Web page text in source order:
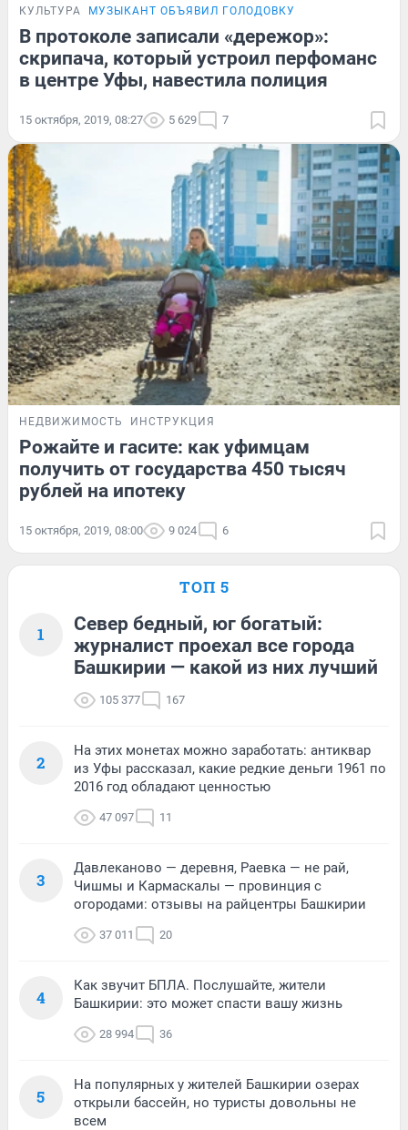
КУЛЬТУРА МУЗЫКАНТ ОБЪЯВИЛ ГОЛОДОВКУ
В протоколе записали «дережор»:
скрипача, который устроил перфоманс
в центре Уфы, навестила полиция
15 октября, 2019, 08:27 5 629 7
НЕДВИЖИМОСТЬ ИНСТРУКЦИЯ
Рожайте и гасите: как уфимцам
получить от государства 450 тысяч
рублей на ипотеку
15 октября, 2019, 08:00 9 024 6
ТОП 5
1
Север бедный, юг богатый:
журналист проехал все города
Башкирии — какой из них лучший
105 377 167
2
На этих монетах можно заработать: антиквар
из Уфы рассказал, какие редкие деньги 1961 по
2016 год обладают ценностью
47 097 11
3
Давлеканово — деревня, Раевка — не рай,
Чишмы и Кармаскалы — провинция с
огородами: отзывы на райцентры Башкирии
37 011 20
4
Как звучит БПЛА. Послушайте, жители
Башкирии: это может спасти вашу жизнь
28 994 36
5
На популярных у жителей Башкирии озерах
открыли бассейн, но туристы довольны не
всем